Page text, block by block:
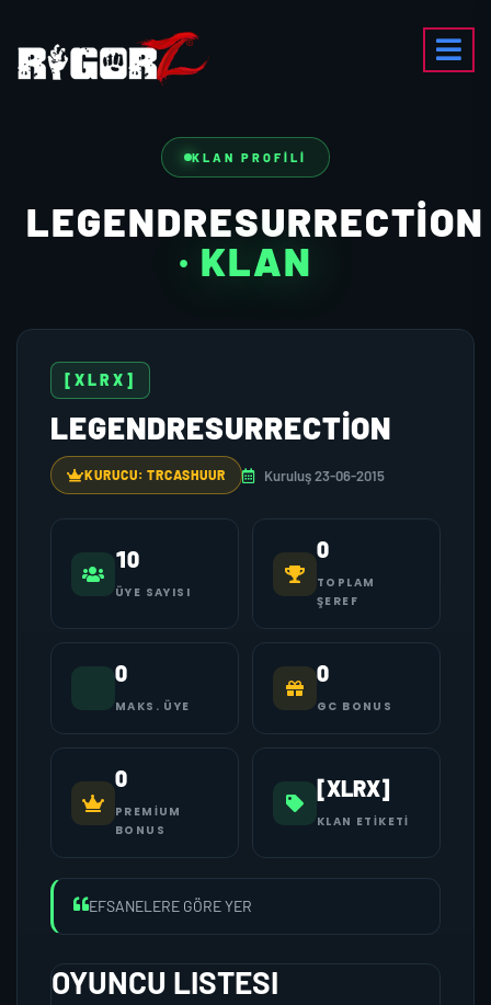
KLAN PROFILI
LEGENDRESURRECTİON
· KLAN
[XLRX]
LEGENDRESURRECTİON
KURUCU: TRCASHUUR Kuruluş 23-06-2015
10
ÜYE SAYISI
0
TOPLAM
ŞEREF
0
MAKS. ÜYE
0
GC BONUS
0
PREMIUM
BONUS
[XLRX]
KLAN ETIKETI
EFSANELERE GÖRE YER
OYUNCU LISTESI